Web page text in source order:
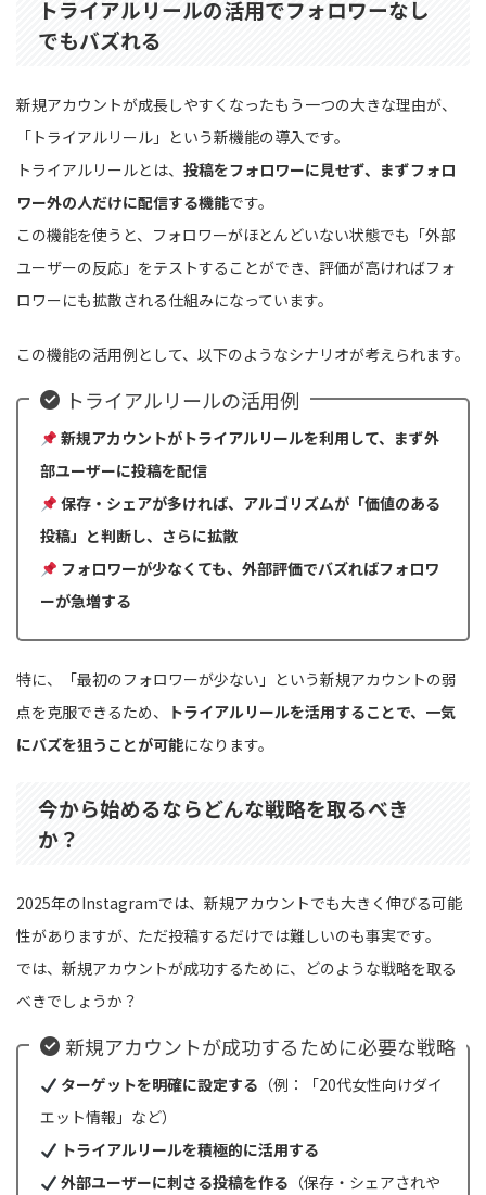
トライアルリールの活用でフォロワーなし
でもバズれる
新規アカウントが成長しやすくなったもう一つの大きな理由が、
「トライアルリール」という新機能の導入です。
トライアルリールとは、 投稿をフォロワーに見せず、まずフォロ
ワー外の人だけに配信する機能です。
この機能を使うと、フォロワーがほとんどいない状態でも「外部
ユーザーの反応」をテストすることができ、評価が高ければフォ
ロワーにも拡散される仕組みになっています。
この機能の活用例として、以下のようなシナリオが考えられます。
トライアルリールの活用例
新規アカウントがトライアルリールを利用して、まず外
部ユーザーに投稿を配信
保存・シェアが多ければ、アルゴリズムが「価値のある
投稿」と判断し、さらに拡散
フォロワーが少なくても、外部評価でバズればフォロワ
ーが急増する
特に、「最初のフォロワーが少ない」という新規アカウントの弱
点を克服できるため、
トライアルリールを活用することで、一気
にバズを狙うことが可能になります。
今から始めるならどんな戦略を取るべき
か？
2025年のInstagramでは、新規アカウントでも大きく伸びる可能
性がありますが、ただ投稿するだけでは難しいのも事実です。
では、新規アカウントが成功するために、どのような戦略を取る
べきでしょうか？
新規アカウントが成功するために必要な戦略
ターゲットを明確に設定する （例：「20代女性向けダイ
エット情報」など）
トライアルリールを積極的に活用する
外部ユーザーに刺さる投稿を作る （保存・シェアされや